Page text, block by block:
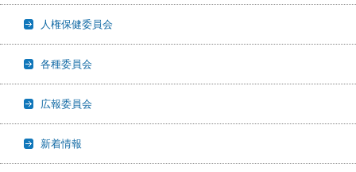
人権保健委員会
各種委員会
広報委員会
新着情報